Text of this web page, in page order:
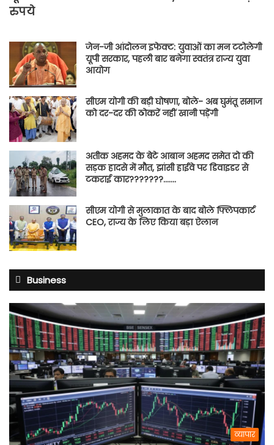
रुपये
जेन-जी आंदोलन इफेक्ट: युवाओं का मन टटोलेगी
यूपी सरकार, पहली बार बनेगा स्वतंत्र राज्य युवा
आयोग
सीएम योगी की बड़ी घोषणा, बोले- अब घुमंतू समाज
को दर-दर की ठोकरें नहीं खानी पड़ेंगी
अतीक अहमद के बेटे आबान अहमद समेत दो की
सड़क हादसे में मौत, झांसी हाईवे पर डिवाइडर से
टकराई कार???????…….
सीएम योगी से मुलाकात के बाद बोले फ्लिपकार्ट
CEO, राज्य के लिए किया बड़ा ऐलान
Business
व्यापार